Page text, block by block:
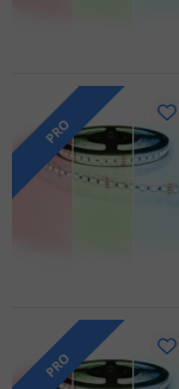
PRO
PRO